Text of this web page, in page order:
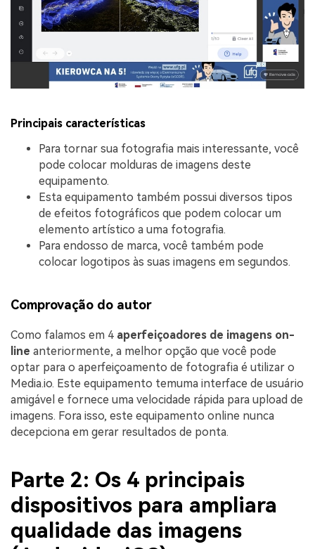
Principais características
Para tornar sua fotografia mais interessante, você
pode colocar molduras de imagens deste
equipamento.
Esta equipamento também possui diversos tipos
de efeitos fotográficos que podem colocar um
elemento artístico a uma fotografia.
Para endosso de marca, você também pode
colocar logotipos às suas imagens em segundos.
Comprovação do autor
Como falamos em 4 aperfeiçoadores de imagens on-
line anteriormente, a melhor opção que você pode
optar para o aperfeiçoamento de fotografia é utilizar o
Media.io. Este equipamento temuma interface de usuário
amigável e fornece uma velocidade rápida para upload de
imagens. Fora isso, este equipamento online nunca
decepciona em gerar resultados de ponta.
Parte 2: Os 4 principais
dispositivos para ampliara
qualidade das imagens